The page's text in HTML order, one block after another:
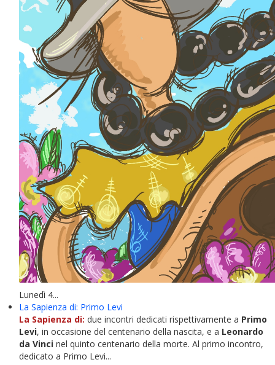
Lunedì 4...
La Sapienza di: Primo Levi
La Sapienza di: due incontri dedicati rispettivamente a Primo
Levi, in occasione del centenario della nascita, e a Leonardo
da Vinci nel quinto centenario della morte. Al primo incontro,
dedicato a Primo Levi...